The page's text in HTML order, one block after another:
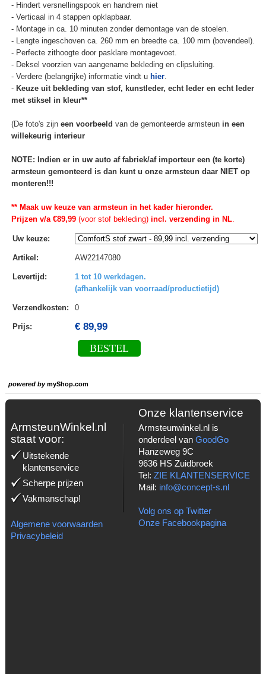
- Hindert versnellingspook en handrem niet
- Verticaal in 4 stappen opklapbaar.
- Montage in ca. 10 minuten zonder demontage van de stoelen.
- Lengte ingeschoven ca. 260 mm en breedte ca. 100 mm (bovendeel).
- Perfecte zithoogte door pasklare montagevoet.
- Deksel voorzien van aangename bekleding en clipsluiting.
- Verdere (belangrijke) informatie vindt u hier.
- Keuze uit bekleding van stof, kunstleder, echt leder en echt leder
met stiksel in kleur**
(De foto's zijn een voorbeeld van de gemonteerde armsteun in een
willekeurig interieur
NOTE: Indien er in uw auto af fabriek/af importeur een (te korte)
armsteun gemonteerd is dan kunt u onze armsteun daar NIET op
monteren!!!
** Maak uw keuze van armsteun in het kader hieronder.
Prijzen v/a €89,99(voor stof bekleding)incl. verzending in NL.
Uw keuze:
Artikel : AW22147080
Levertijd :
1 tot 10 werkdagen.
(afhankelijk van voorraad/productietijd)
Verzendkosten: 0
Prijs: € 89,99
BESTEL
powered bymyShop.com
ArmsteunWinkel.nl
staat voor:
Uitstekende
klantenservice
Scherpe prijzen
Vakmanschap!
Algemene voorwaarden
Privacybeleid
Onze klantenservice
Armsteunwinkel.nl is
onderdeel van GoodGo
Hanzeweg 9C
9636 HS Zuidbroek
Tel: ZIE KLANTENSERVICE
Mail: info@concept-s.nl
Volg ons op Twitter
Onze Facebookpagina